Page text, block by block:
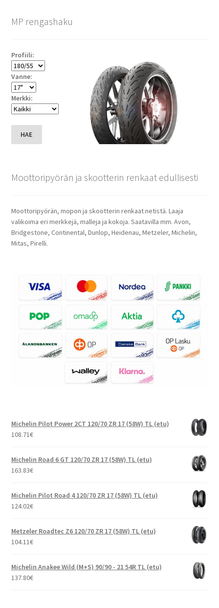
MP rengashaku
Profiili:
Vanne:
Merkki:
HAE
Moottoripyörän ja skootterin renkaat edullisesti
Moottoripyörän, mopon ja skootterin renkaat netistä. Laaja
valikoima eri merkkejä, malleja ja kokoja. Saatavilla mm. Avon,
Bridgestone, Continental, Dunlop, Heidenau, Metzeler, Michelin,
Mitas, Pirelli.
Michelin Pilot Power 2CT 120/70 ZR 17 (58W) TL (etu)
108.71€
Michelin Road 6 GT 120/70 ZR 17 (58W) TL (etu)
163.83€
Michelin Pilot Road 4 120/70 ZR 17 (58W) TL (etu)
124.02€
Metzeler Roadtec Z6 120/70 ZR 17 (58W) TL (etu)
104.11€
Michelin Anakee Wild (M+S) 90/90 - 21 54R TL (etu)
137.80€